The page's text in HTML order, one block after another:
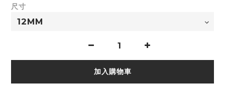
尺寸
加入購物車